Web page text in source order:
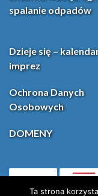
spalanie odpadów
Dzieje się –
imprez
Ochrona Danych
Osobowych
DOMENY
Ta strona